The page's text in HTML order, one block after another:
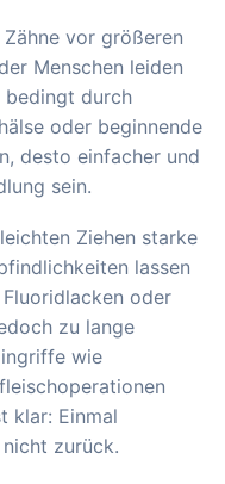
vor größeren
Menschen leiden
bedingt durch
oder beginnende
desto einfacher und
sein.
Ziehen starke
lassen
oder
zu lange
wie
klar: Einmal
zurück.